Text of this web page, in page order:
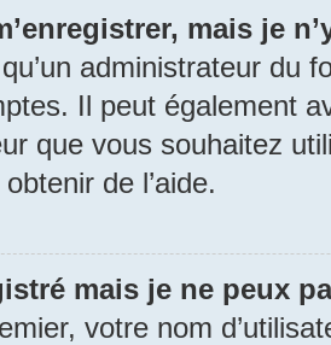
mais je
administrateur du
Il peut également
que vous souhaitez
de l’aide.
mais je ne peux
votre nom